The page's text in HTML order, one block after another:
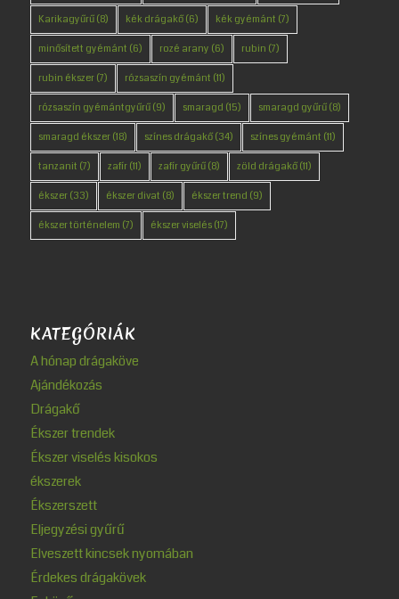
Karikagyűrű(8) kék drágakő(6) kék gyémánt (7)
minősített gyémánt (6) rozé arany (6) rubin (7)
rubin ékszer(7) rózsaszín gyémánt (11)
rózsaszín gyémántgyűrű(9) smaragd (15) smaragd gyűrű(8)
smaragd ékszer(18) színes drágakő(34) színes gyémánt (11)
tanzanit (7) zafír(11) zafír gyűrű(8) zöld drágakő(11)
ékszer(33) ékszer divat (8) ékszer trend (9)
ékszer történelem (7) ékszer viselés(17)
KATEGÓRIÁK
A hónap drágaköve
Ajándékozás
Drágakő
Ékszer trendek
Ékszer viselés kisokos
ékszerek
Ékszerszett
Eljegyzési gyűrű
Elveszett kincsek nyomában
Érdekes drágakövek